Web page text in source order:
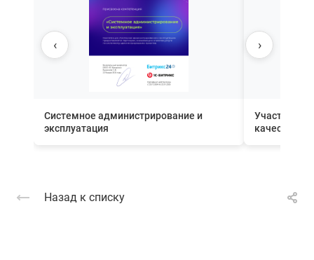
Системное администрирование и
эксплуатация
Участник
качества
‹ ›
Назад к списку